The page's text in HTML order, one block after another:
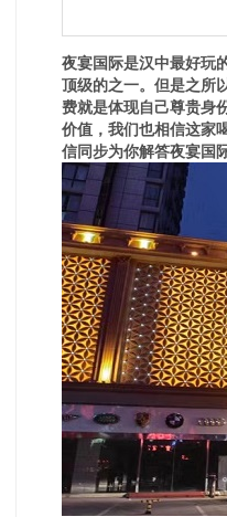
夜宴国际是汉中最好玩
顶级的之一。但是之所
费就是体现自己尊贵身
价值，我们也相信这家
信同步为你解答夜宴国